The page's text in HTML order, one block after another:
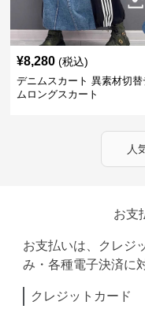
¥8,280 (税込)
デニムスカート 異素材切替
ムロングスカート
人
お支
お支払いは、クレジ
み・各種電子決済に
クレジットカード